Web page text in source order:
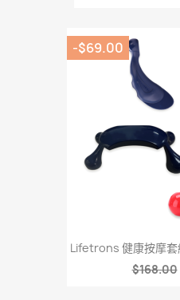
Lifetrons 健康按摩套
$168.00
-$69.00